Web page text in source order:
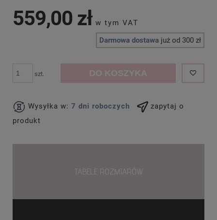
559,00 zł
Darmowa dostawa już od 300 zł
szt. DO KOSZYKA
Wysyłka w: 7 dni roboczych
zapytaj o
produkt
TABELE ROZMIARÓW